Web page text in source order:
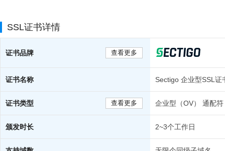
SSL证书详情
查看更多
证书品牌
证书名称 Sectigo 企业型SSL证
查看更多
证书类型 企业型（OV） 通配符
颁发时长 2~3个工作日